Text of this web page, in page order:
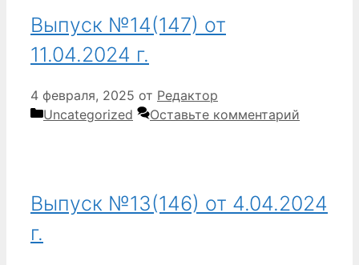
Выпуск №14(147) от
11.04.2024 г.
4 февраля, 2025 от Редактор
Рубрики
Uncategorized Оставьте комментарий
Выпуск №13(146) от 4.04.2024
г.